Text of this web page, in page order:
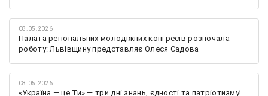
08.05.2026
Палата регіональних молодіжних конгресів розпочала
роботу: Львівщину представляє Олеся Садова
08.05.2026
«Україна — це Ти» — три дні знань, єдності та патріотизму!